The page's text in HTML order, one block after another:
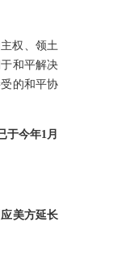
权、领土
和平解决
的和平协
于今年1月
美方延长